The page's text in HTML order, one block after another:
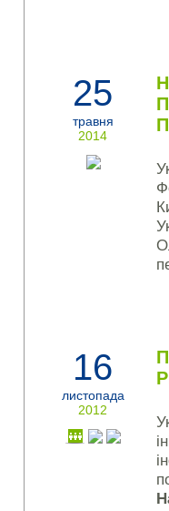
25
травня
2014
16
листопада
2012